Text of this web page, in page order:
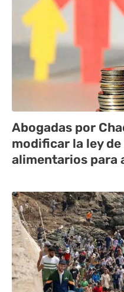
Abogadas por
modificar la ley
alimentarios para